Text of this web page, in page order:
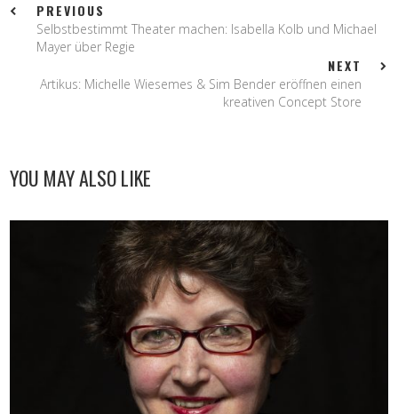
PREVIOUS
Selbstbestimmt Theater machen: Isabella Kolb und Michael
Mayer über Regie
NEXT
Artikus: Michelle Wiesemes & Sim Bender eröffnen einen
kreativen Concept Store
YOU MAY ALSO LIKE